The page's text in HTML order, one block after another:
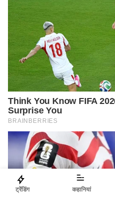
ट्रेंडिंग कहानियां